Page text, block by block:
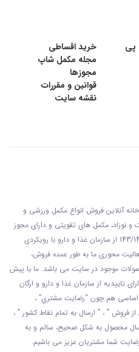
پی
خرید اقساطی
مجله مکمل شاپ
مجوزها
قوانین و مقررات
نقشه سایت
آنلاین فروش انواع مکمل ورزشی و
نوزاد، مکمل های تقویتی و دارای مجوز
سازمان غذا و دارو با رويکردی
محوری ما به طور عمده فروش،
موجود در سایت می باشد. ما با پيش
از سازمان غذا و دارو و ارگان
اساسی هم چون “رضايت مشتري” ،
" ، " ارسال به تمام نقاط کشور " ،
محصول به شکل صحيح، سالم و به
شما مشتريان عزیز می باشيم.